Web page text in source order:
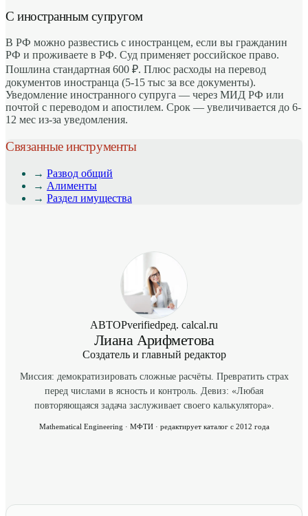
С иностранным супругом
В РФ можно развестись с иностранцем, если вы гражданин
РФ и проживаете в РФ. Суд применяет российское право.
Пошлина стандартная 600 ₽. Плюс расходы на перевод
документов иностранца (5-15 тыс за все документы).
Уведомление иностранного супруга — через МИД РФ или
почтой с переводом и апостилем. Срок — увеличивается до 6-
12 мес из-за уведомления.
Связанные инструменты
→ Развод общий
→ Алименты
→ Раздел имущества
АВТОРverifiedред. calcal.ru
Лиана Арифметова
Создатель и главный редактор
Миссия: демократизировать сложные расчёты. Превратить страх
перед числами в ясность и контроль. Девиз: «Любая
повторяющаяся задача заслуживает своего калькулятора».
Mathematical Engineering · МФТИ · редактирует каталог с 2012 года